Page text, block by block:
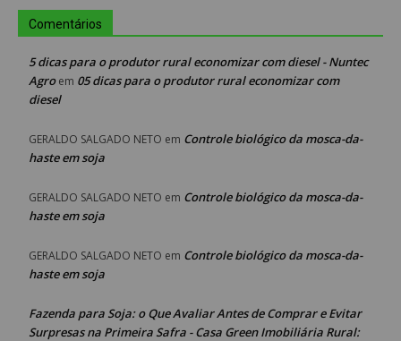
Comentários
5 dicas para o produtor rural economizar com diesel - Nuntec
Agroem 05 dicas para o produtor rural economizar com
diesel
GERALDO SALGADO NETO em Controle biológico da mosca-da-
haste em soja
GERALDO SALGADO NETO em Controle biológico da mosca-da-
haste em soja
GERALDO SALGADO NETO em Controle biológico da mosca-da-
haste em soja
Fazenda para Soja: o Que Avaliar Antes de Comprar e Evitar
Surpresas na Primeira Safra - Casa Green Imobiliária Rural: